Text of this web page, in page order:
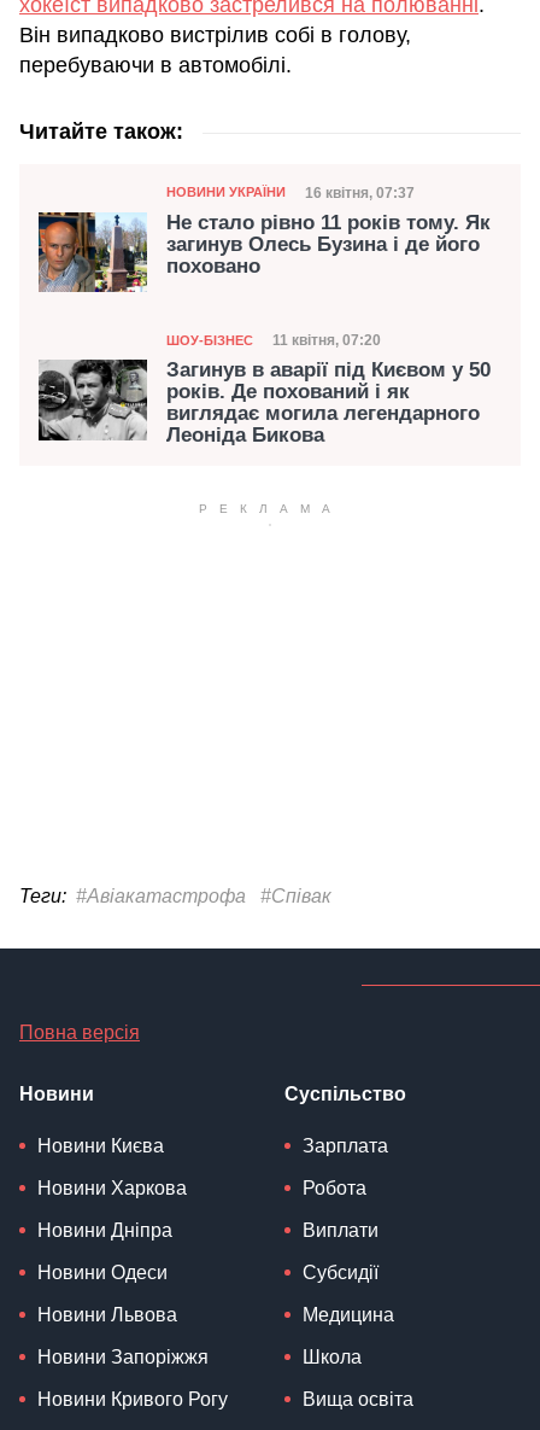
Він випадково вистрілив собі в голову,
перебуваючи в автомобілі.
Читайте також:
Категорія
НОВИНИ УКРАЇНИ Дата публікації
16 квітня, 07:37
Не стало рівно 11 років тому. Як
загинув Олесь Бузина і де його
поховано
Категорія
ШОУ-БІЗНЕС Дата публікації
11 квітня, 07:20
Загинув в аварії під Києвом у 50
років. Де похований і як
виглядає могила легендарного
Леоніда Бикова
Теги: #Авіакатастрофа #Співак
Повна версія
Новини
Новини Києва
Новини Харкова
Новини Дніпра
Новини Одеси
Новини Львова
Новини Запоріжжя
Новини Кривого Рогу
Суспільство
Зарплата
Робота
Виплати
Субсидії
Медицина
Школа
Вища освіта